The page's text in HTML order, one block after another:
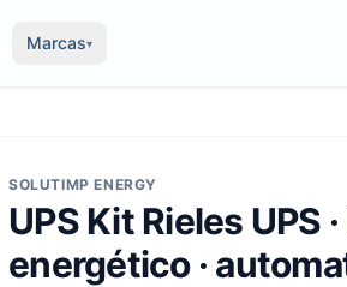
Marcas▾
SOLUTIMP ENERGY
UPS Kit Rieles UPS
energético ·